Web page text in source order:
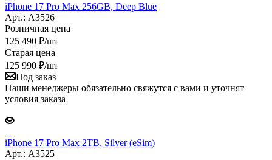
iPhone 17 Pro Max 256GB, Deep Blue
Арт.: A3526
Розничная цена
125 490 ₽/шт
Старая цена
125 990 ₽/шт
Под заказ
Наши менеджеры обязательно свяжутся с вами и уточнят
условия заказа
iPhone 17 Pro Max 2TB, Silver (eSim)
Арт.: A3525